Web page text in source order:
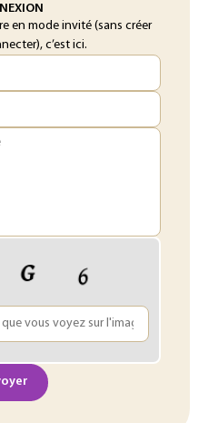
en mode invité (sans créer
c’est ici.